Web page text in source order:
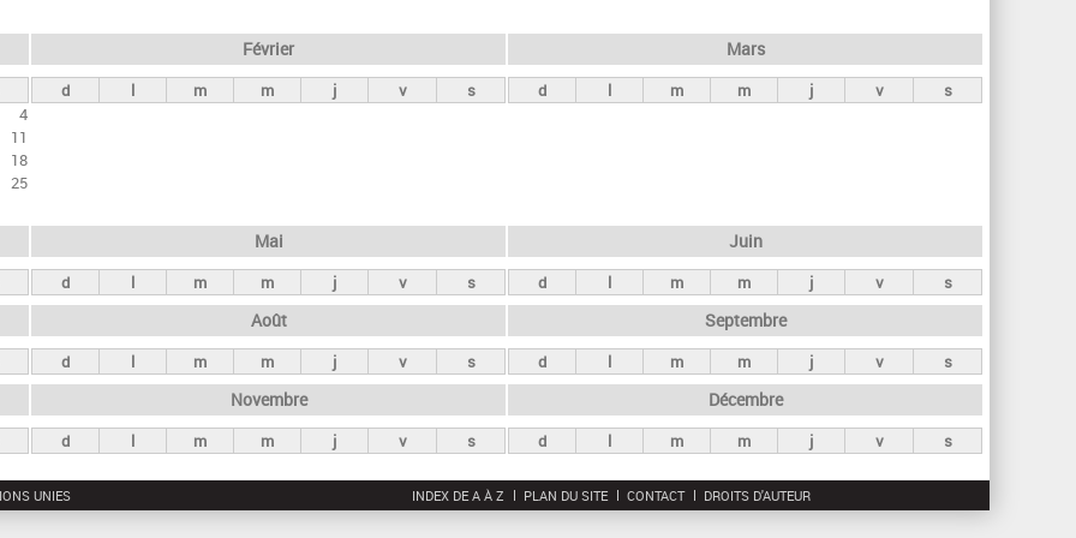
r
c
4
11
18
25
Février
d l m m j v s
Mars
d l m m j v s
Mai
d l m m j v s
Juin
d l m m j v s
Août
d l m m j v s
Septembre
d l m m j v s
Novembre
d l m m j v s
Décembre
d l m m j v s
UNIES INDEX DE A À Z PLAN DU SITE CONTACT DROITS D'AUTEUR